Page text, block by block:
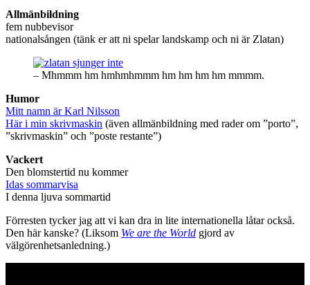
Allmänbildning
fem nubbevisor
nationalsången (tänk er att ni spelar landskamp och ni är Zlatan)
– Mhmmm hm hmhmhmmm hm hm hm hm mmmm.
Humor
Mitt namn är Karl Nilsson
Här i min skrivmaskin (även allmänbildning med rader om ”porto”,
”skrivmaskin” och ”poste restante”)
Vackert
Den blomstertid nu kommer
Idas sommarvisa
I denna ljuva sommartid
Förresten tycker jag att vi kan dra in lite internationella låtar också.
Den här kanske? (Liksom We are the World gjord av
välgörenhetsanledning.)